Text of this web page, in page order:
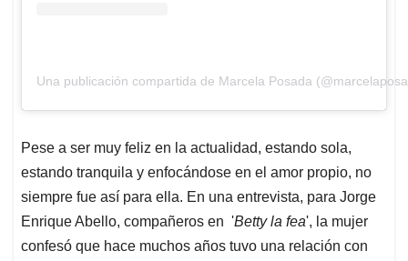
Una publicación compartida de Marcela Posada
Pese a ser muy feliz en la actualidad, estando sola,
estando tranquila y enfocándose en el amor propio, no
siempre fue así para ella. En una entrevista, para Jorge
Enrique Abello, compañeros en 'Betty la fea', la mujer
confesó que hace muchos años tuvo una relación con